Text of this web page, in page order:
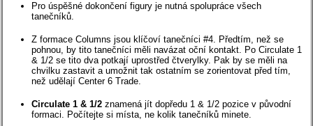
Pro úspěšné dokončení figury je nutná spolupráce všech
tanečníků.
Z formace Columns jsou klíčoví tanečníci #4. Předtím, než se
pohnou, by tito tanečníci měli navázat oční kontakt. Po Circulate 1
& 1/2 se tito dva potkají uprostřed čtverylky. Pak by se měli na
chvilku zastavit a umožnit tak ostatním se zorientovat před tím,
než udělají Center 6 Trade.
Circulate 1 & 1/2 znamená jít dopředu 1 & 1/2 pozice v původní
formaci. Počítejte si místa, ne kolik tanečníků minete.